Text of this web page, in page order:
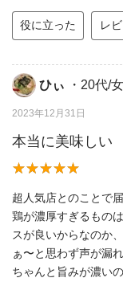
役に立った レ
ひぃ ・20代/
2023年12月31日
本当に美味しい
超人気店とのことで
鶏が濃厚すぎるもの
スが良いからなのか
ぁ〜と思わず声が漏
ちゃんと旨みが濃い